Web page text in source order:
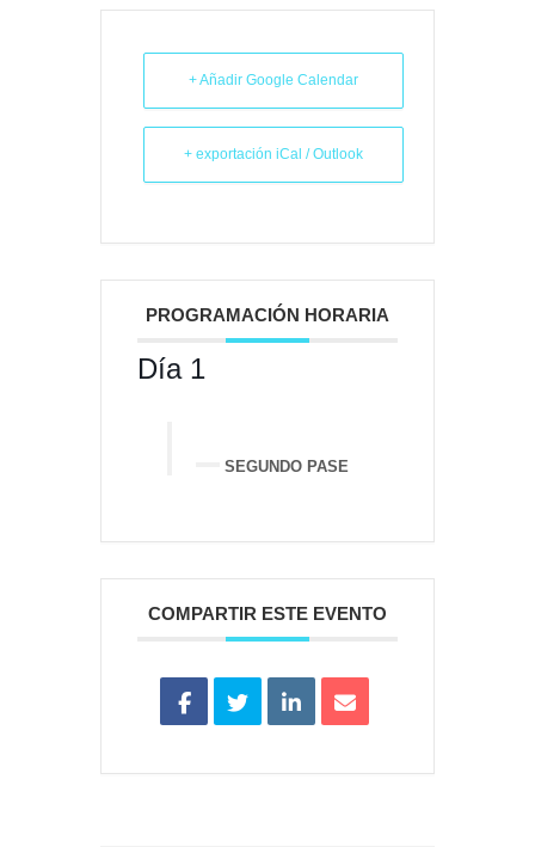
+ Añadir Google Calendar
+ exportación iCal / Outlook
PROGRAMACIÓN HORARIA
Día 1
SEGUNDO PASE
COMPARTIR ESTE EVENTO